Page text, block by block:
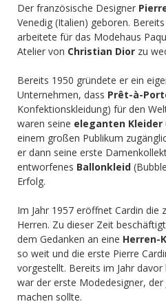
Der französische Designer
Venedig (Italien) geboren.
arbeitete für das Modehaus
Atelier von Christian Dior zu
Bereits 1950 gründete er ein
Unternehmen, dass Prêt-à-
Konfektionskleidung) für den
waren seine eleganten Kleider
einem großen Publikum
er dann seine erste
entworfenes Ballonkleid
Erfolg.
Im Jahr 1957 eröffnet Cardin
Herren. Zu dieser Zeit
dem Gedanken an eine Herren-
so weit und die erste Pierre
vorgestellt. Bereits im Jahr davor
war der erste Modedesigner,
machen sollte.